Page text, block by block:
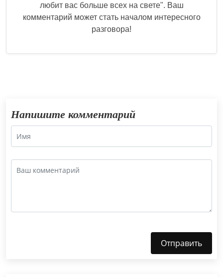
любит вас больше всех на свете". Ваш
комментарий может стать началом интересного
разговора!
Напишите комментарий
Отправить